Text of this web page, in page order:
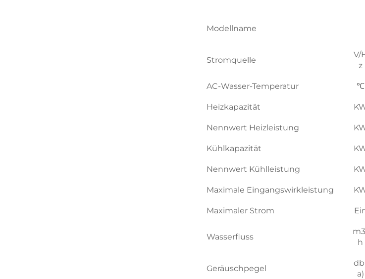
Modellname
Stromquelle
V/
z
AC-Wasser-Temperatur ℃
Heizkapazität
Nennwert Heizleistung
Kühlkapazität
Nennwert Kühlleistung
Maximale Eingangswirkleistung
Maximaler Strom
Wasserfluss
h
Geräuschpegel
a)